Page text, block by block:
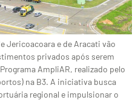
Jericoacoara e de Aracati vão
privados após serem
AmpliAR, realizado pelo
na B3. A iniciativa busca
regional e impulsionar o